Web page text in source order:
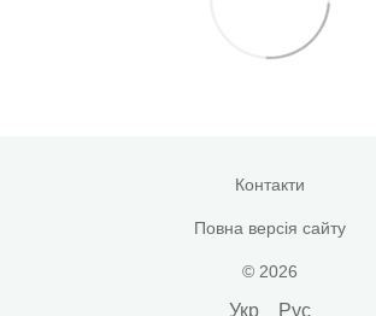
Контакти
Повна версія сайту
© 2026
Укр Рус